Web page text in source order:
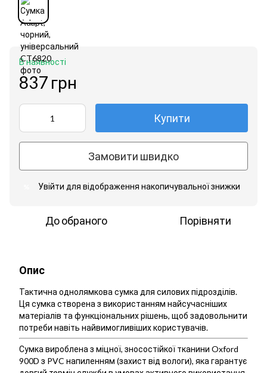
В наявності
837 грн
Купити
Замовити швидко
Увійти для відображення накопичувальної знижки
До обраного Порівняти
Опис
Тактична однолямкова сумка для силових підрозділів.
Ця сумка створена з використанням найсучасніших
матеріалів та функціональних рішень, щоб задовольнити
потреби навіть найвимогливіших користувачів.
Сумка вироблена з міцної, зносостійкої тканини Oxford
900D з PVC напиленням (захист від вологи), яка гарантує